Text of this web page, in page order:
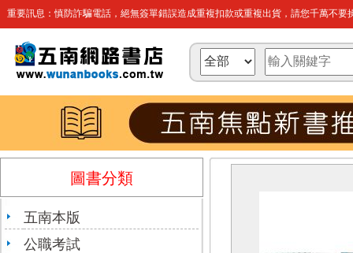
重要訊息：慎防詐騙電話，絕無簽單錯誤造成重複扣款或重複出貨，請您千萬不要
圖書分類
五南本版
公職考試